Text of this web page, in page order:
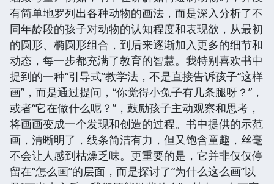
有简单地罗列出各种动物的画法，而是深入分析了不
同年龄段的孩子对动物的认知程度和表现欲，从最初
的圆形、椭圆形组合，到后来逐渐加入更多的细节和
动态，每一步都充满了教育的智慧。我特别喜欢书中
提到的一种“引导式”教学法，不是直接告诉孩子“这样
画”，而是通过提问，“你觉得小兔子有几条腿呀？”，
或者“它在做什么呢？”，鼓励孩子主动观察和思考，
将画画变成一个发现和创造的过程。书中提供的示范
画，清晰明了，线条简洁有力，但又饱含童趣，丝毫
不会让人感到枯燥乏味。更重要的是，它并非仅仅停
留在“怎么画”的层面，而是探讨了“为什么这么画”以